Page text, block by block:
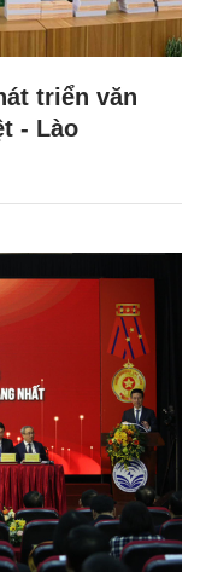
triển văn
- Lào